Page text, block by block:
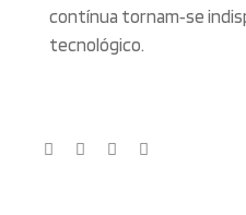
contínua tornam‑se
tecnológico.